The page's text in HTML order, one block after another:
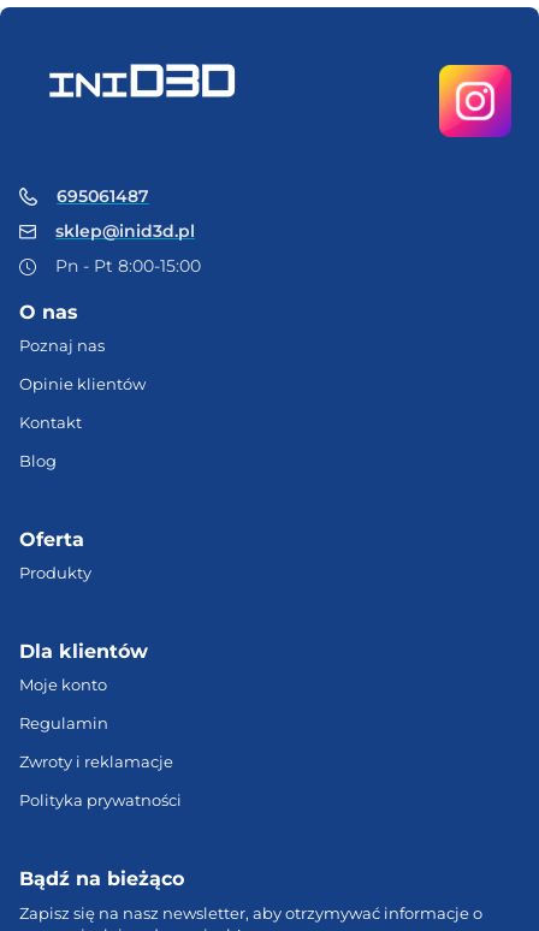
695061487
sklep@inid3d.pl
Pn - Pt 8:00-15:00
O nas
Poznaj nas
Opinie klientów
Kontakt
Blog
Oferta
Produkty
Dla klientów
Moje konto
Regulamin
Zwroty i reklamacje
Polityka prywatności
Bądź na bieżąco
Zapisz się na nasz newsletter, aby otrzymywać informacje o